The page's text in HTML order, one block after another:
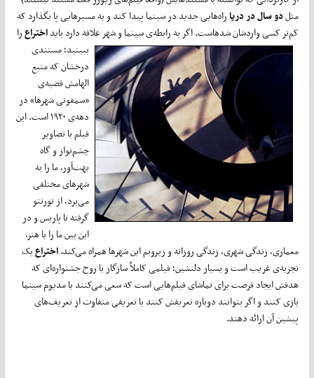
مثلدو سال در دریاراه‌هایی جدید در سینما پیدا کند و به مسیرهایی پا بگذارد که
کم‌تر کسی واردشان شدهاست. اگر به رابطه‌ی سینما و شهر علاقه دارد بایداختراعرا
ببینید؛مستندی
درخشان که منبع
الهامش قضیه‌ی
«سمفونی شهرها» در
دهه‌ی ۱۹۲۰ است. این
فیلم با تصاویر
چشم‌نواز و گاه
بهت‌آور، ما را به
شهرهای مختلفی
می‌برد، از تورنتو
گرفته تا پاریس و در
این بین ما را با هنر،
معماری، زندگی شهری، زندگی روزانه و زیروبم این شهرها همراه می‌کند.اختراعیک
تجربه‌ی غریب است و بسیار دلنشین؛ فیلمی کاملاً سازگار با روح جشنواره‌ای که
هدفش ایجاد فرصت برای تماشای فیلم‌هایی است که سعی می‌کنند با مدیوم سینما
بازی کنند و اگر بتوانند دوباره تعریفش کنند یا تعریفی متفاوت از تعریف‌های
پیشین آن ارائه دهند.